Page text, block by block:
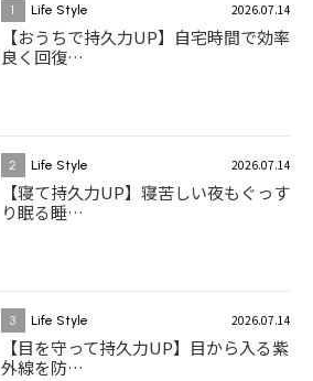
1 Life Style 2026.07.14
【おうちで持久力UP】自宅時間で効率
良く回復…
2 Life Style 2026.07.14
【寝て持久力UP】寝苦しい夜もぐっす
り眠る睡…
3 Life Style 2026.07.14
【目を守って持久力UP】目から入る紫
外線を防…